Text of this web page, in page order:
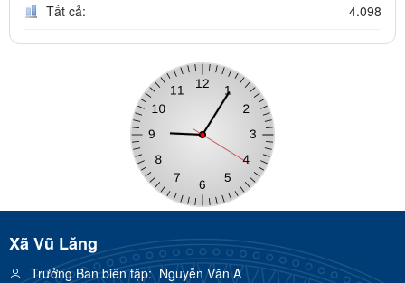
Tất cả: 4.098
Xã Vũ Lăng
Trưởng Ban biên tập:Nguyễn Văn A